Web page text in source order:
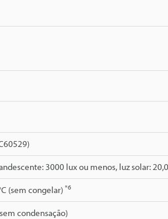
3000 lux ou menos, luz solar:
(sem congelar) *6
condensação)